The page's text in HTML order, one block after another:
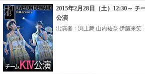
2015年2月28日（土）12:30～ チ
公演
出演者：渕上舞 山内祐奈 伊藤来笑...